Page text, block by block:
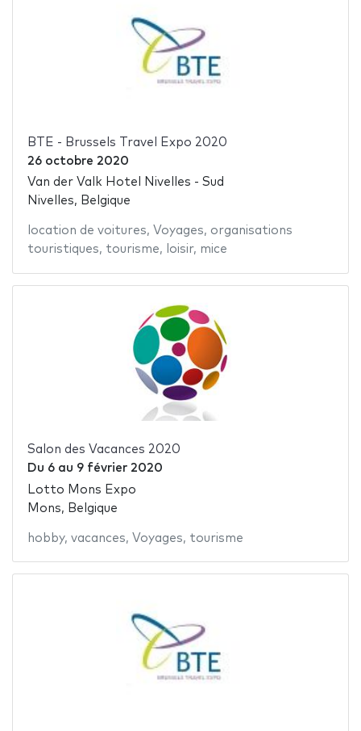
BTE - Brussels Travel Expo 2020
26 octobre 2020
Van der Valk Hotel Nivelles - Sud
Nivelles, Belgique
location de voitures, Voyages, organisations
touristiques, tourisme, loisir, mice
Salon des Vacances 2020
Du 6au 9 février 2020
Lotto Mons Expo
Mons, Belgique
hobby, vacances, Voyages, tourisme